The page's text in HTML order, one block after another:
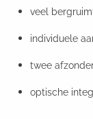
veel
individuele
twee
optische